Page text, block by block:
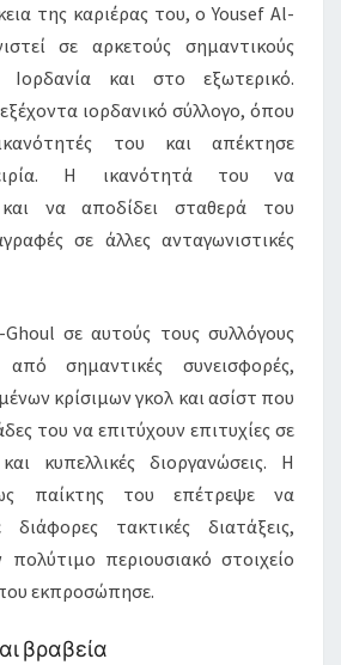
της καριέρας του, ο Yousef Al-
σε αρκετούς σημαντικούς
Ιορδανία και στο εξωτερικό.
ιορδανικό σύλλογο, όπου
του και απέκτησε
Η ικανότητά του να
να αποδίδει σταθερά του
σε άλλες ανταγωνιστικές
σε αυτούς τους συλλόγους
από σημαντικές συνεισφορές,
κρίσιμων γκολ και ασίστ που
του να επιτύχουν επιτυχίες σε
κυπελλικές διοργανώσεις. Η
παίκτης του επέτρεψε να
τακτικές διατάξεις,
περιουσιακό στοιχείο
εκπροσώπησε.
βραβεία